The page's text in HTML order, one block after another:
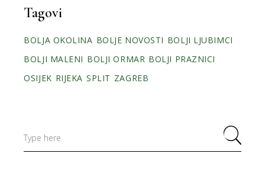
Tagovi
BOLJA OKOLINA BOLJE NOVOSTI BOLJI LJUBIMCI
BOLJI MALENI BOLJI ORMAR BOLJI PRAZNICI
OSIJEK RIJEKA SPLIT ZAGREB
for: